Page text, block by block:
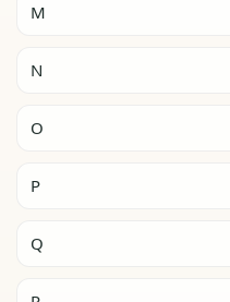
M
N
O
P
Q